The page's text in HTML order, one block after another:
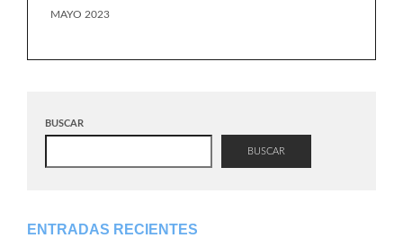
MAYO 2023
BUSCAR
BUSCAR
ENTRADAS RECIENTES